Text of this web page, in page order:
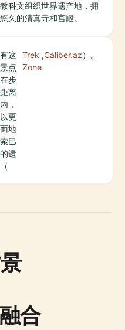
科文组织世界遗产地，拥
久的清真寺和宫殿。
这
点
步
离
，
更
地
巴
遗
Trek
Zone
,Caliber.az）。
合